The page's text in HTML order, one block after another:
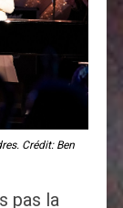
Crédit: Ben
pas la